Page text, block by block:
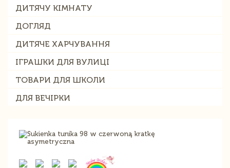
ДИТЯЧУ КІМНАТУ
ДОГЛЯД
ДИТЯЧЕ ХАРЧУВАННЯ
ІГРАШКИ ДЛЯ ВУЛИЦІ
ТОВАРИ ДЛЯ ШКОЛИ
ДЛЯ ВЕЧІРКИ